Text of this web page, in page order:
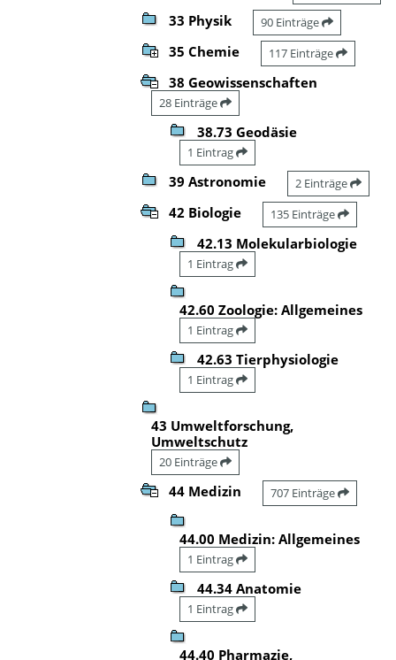
33 Physik 90 Einträge
35 Chemie 117 Einträge
38 Geowissenschaften
28 Einträge
38.73 Geodäsie
1 Eintrag
39 Astronomie 2 Einträge
42 Biologie 135 Einträge
42.13 Molekularbiologie
1 Eintrag
42.60 Zoologie: Allgemeines
1 Eintrag
42.63 Tierphysiologie
1 Eintrag
43 Umweltforschung,
Umweltschutz
20 Einträge
44 Medizin 707 Einträge
44.00 Medizin: Allgemeines
1 Eintrag
44.34 Anatomie
1 Eintrag
44.40 Pharmazie,